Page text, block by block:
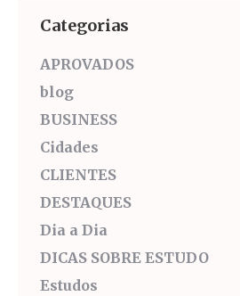
Categorias
APROVADOS
blog
BUSINESS
Cidades
CLIENTES
DESTAQUES
Dia a Dia
DICAS SOBRE ESTUDO
Estudos